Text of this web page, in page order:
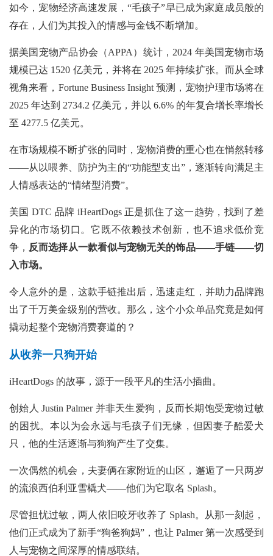
如今，宠物经济高速发展，“毛孩子”早已成为家庭成员般的
存在，人们为其投入的情感与金钱不断增加。
据美国宠物产品协会（APPA）统计，2024 年美国宠物市场
规模已达 1520 亿美元，并将在 2025 年持续扩张。而从全球
视角来看，Fortune Business Insight 预测，宠物护理市场将在
2025 年达到 2734.2 亿美元，并以 6.6% 的年复合增长率增长
至 4277.5 亿美元。
在市场规模不断扩张的同时，宠物消费的重心也在悄然转移
——从以喂养、防护为主的“功能型支出”，逐渐转向满足主
人情感表达的“情绪型消费”。
美国 DTC 品牌 iHeartDogs 正是抓住了这一趋势，找到了差
异化的市场切口。它既不依赖技术创新，也不追求低价竞
争， 反而选择从一款看似与宠物无关的饰品——手链——切
入市场。
令人意外的是，这款手链推出后，迅速走红，并助力品牌跑
出了千万美金级别的营收。那么，这个小众单品究竟是如何
撬动起整个宠物消费赛道的？
从收养一只狗开始
iHeartDogs 的故事，源于一段平凡的生活小插曲。
创始人 Justin Palmer 并非天生爱狗，反而长期饱受宠物过敏
的困扰。本以为会永远与毛孩子们无缘，但因妻子酷爱犬
只，他的生活逐渐与狗狗产生了交集。
一次偶然的机会，夫妻俩在家附近的山区，邂逅了一只两岁
的流浪西伯利亚雪橇犬——他们为它取名 Splash。
尽管担忧过敏，两人依旧咬牙收养了 Splash。从那一刻起，
他们正式成为了新手“狗爸狗妈”，也让 Palmer 第一次感受到
人与宠物之间深厚的情感联结。